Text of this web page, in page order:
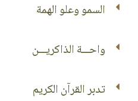
السمو وعلو الهمة
واحـــة الذاكريـــن
تدبر القرآن الكريم